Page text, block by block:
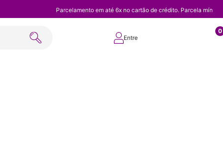
Parcelamento em até 6x no cartão de crédito. Parcela
Entre
0